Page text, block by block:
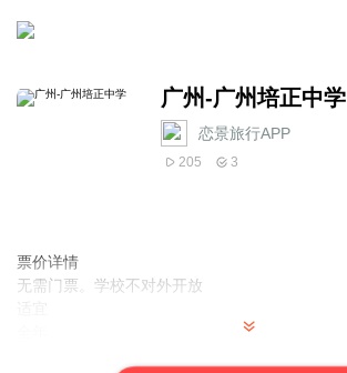
广州-广州培正中学
恋景旅行APP
205 3
票价详情
无需门票。学校不对外开放